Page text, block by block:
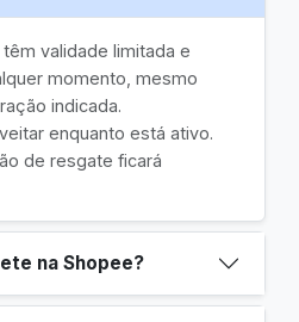
validade limitada e
momento, mesmo
indicada.
enquanto está ativo.
de resgate ficará
na Shopee?